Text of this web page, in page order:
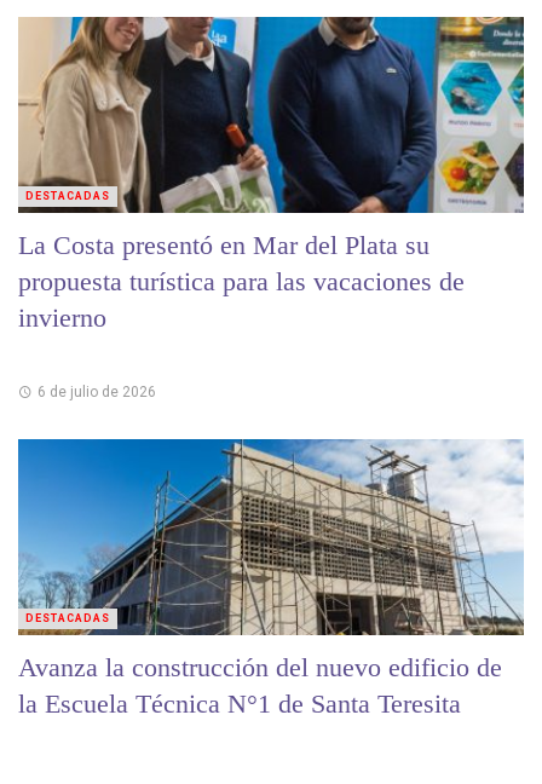
La Costa presentó en Mar del Plata su
propuesta turística para las vacaciones de
invierno
6 de julio de 2026
DESTACADAS
Avanza la construcción del nuevo edificio de
la Escuela Técnica N°1 de Santa Teresita
DESTACADAS